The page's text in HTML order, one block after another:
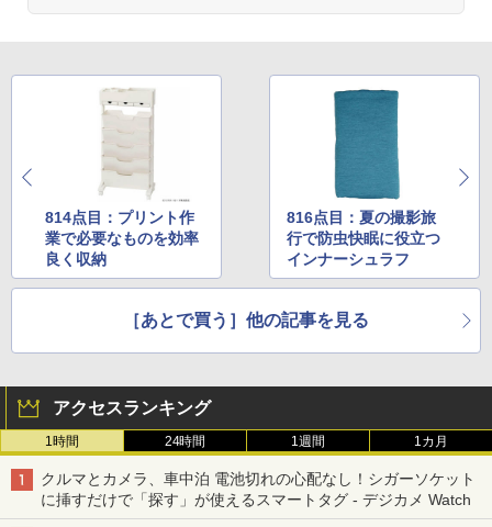
814点目：プリント作
業で必要なものを効率
良く収納
816点目：夏の撮影旅
行で防虫快眠に役立つ
インナーシュラフ
［あとで買う］他の記事を見る
アクセスランキング
1時間 24時間 1週間 1カ月
クルマとカメラ、車中泊 電池切れの心配なし！シガーソケット
に挿すだけで「探す」が使えるスマートタグ - デジカメ Watch